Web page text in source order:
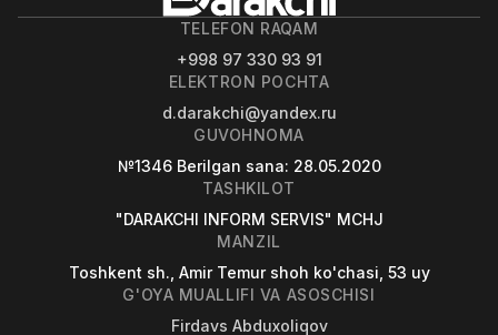
TELEFON RAQAM
+998 97 330 93 91
ELEKTRON POCHTA
d.darakchi@yandex.ru
GUVOHNOMA
№1346 Berilgan sana: 28.05.2020
TASHKILOT
"DARAKCHI INFORM SERVIS" MCHJ
MANZIL
Toshkent sh., Amir Temur shoh ko'chasi, 53 uy
G'OYA MUALLIFI VA ASOSCHISI
Firdavs Abduxoliqov